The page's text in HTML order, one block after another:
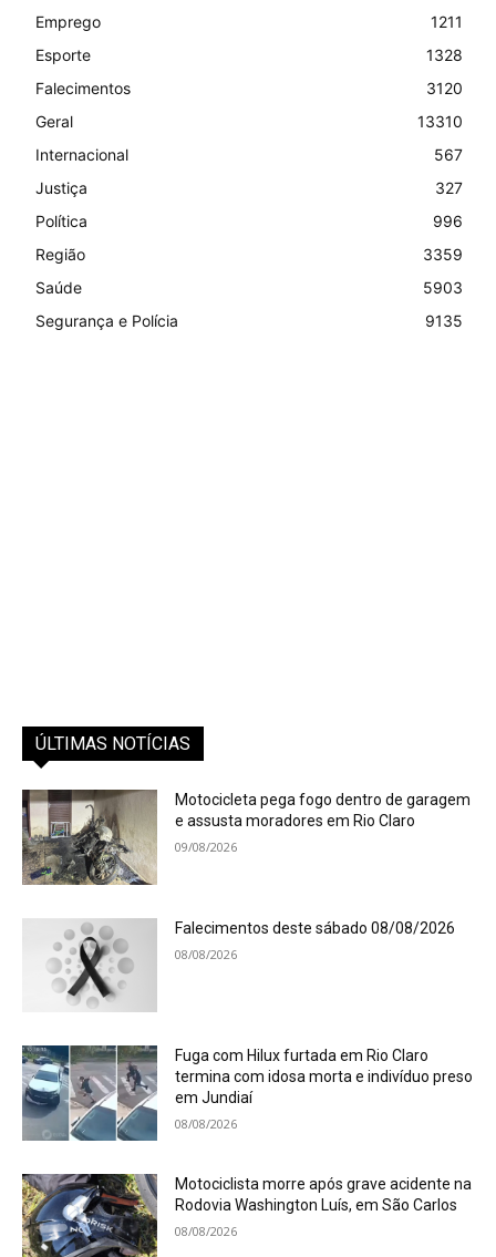
Emprego
1211
Esporte
1328
Falecimentos
3120
Geral
13310
Internacional
567
Justiça
327
Política
996
Região
3359
Saúde
5903
Segurança e Polícia
9135
ÚLTIMAS NOTÍCIAS
Motocicleta pega fogo dentro de garagem
e assusta moradores em Rio Claro
09/08/2026
Falecimentos deste sábado 08/08/2026
08/08/2026
Fuga com Hilux furtada em Rio Claro
termina com idosa morta e indivíduo preso
em Jundiaí
08/08/2026
Motociclista morre após grave acidente na
Rodovia Washington Luís, em São Carlos
08/08/2026